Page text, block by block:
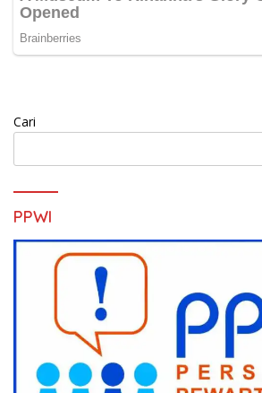
Cari
PPWI